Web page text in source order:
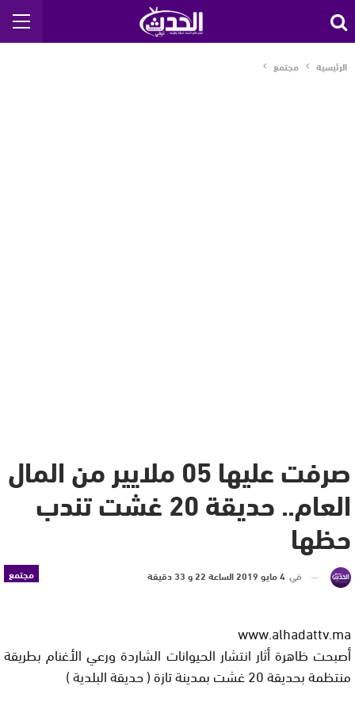
الرئيسية مجتمع
صرفت عليها 05 ملايير من المال
العام.. حديقة 20 غشت تندب
حظها
مجتمع في 4 مايو 2019 الساعة 22 و 33 دقيقة
www.alhadattv.ma
أصبحت ظاهرة أثار انتشار الحيوانات الشاردة ورعي الأغنام بطريقة
منتظمة بحديقة 20 غشت بمدينة تازة ( حديقة البلدية )